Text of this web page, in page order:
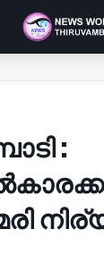
: